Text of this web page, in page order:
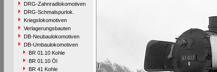
DRG-Zahnradlokomotiven
DRG-Schmalspurlok.
Kriegslokomotiven
Verlagerungsbauten
DB-Neubaulokomotiven
DB-Umbaulokomotiven
BR 01.10 Kohle
BR 01.10 Öl
BR 41 Kohle